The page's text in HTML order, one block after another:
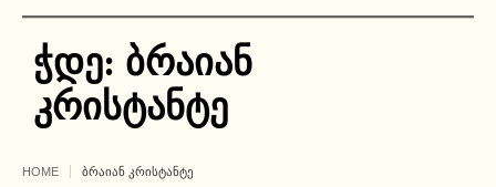
ჭდე: ბრაიან
კრისტანტე
HOME ᲑᲠᲐᲘᲐᲜ ᲙᲠᲘᲡᲢᲐᲜᲢᲔ